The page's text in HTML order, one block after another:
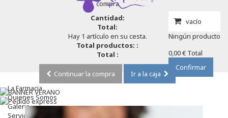
vacío
Ningún producto
0,00 € Total
Confirmar
compra
Cantidad:
Total:
Hay 1 artículo en su cesta.
Total productos: :
Total :
Continuar la compra
Ir a la caja
La Farmacia
Quienes Somos
Galeria
Servicios